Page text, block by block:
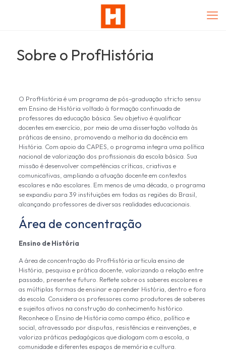
Sobre o ProfHistória
O ProfHistória é um programa de pós-graduação stricto sensu
em Ensino de História voltado à formação continuada de
professores da educação básica. Seu objetivo é qualificar
docentes em exercício, por meio de uma dissertação voltada às
práticas de ensino, promovendo a melhoria da docência em
História. Com apoio da CAPES, o programa integra uma política
nacional de valorização dos profissionais da escola básica. Sua
missão é desenvolver competências críticas, criativas e
comunicativas, ampliando a atuação docente em contextos
escolares e não escolares. Em menos de uma década, o programa
se expandiu para 39 instituições em todas as regiões do Brasil,
alcançando professores de diversas realidades educacionais.
Área de concentração
Ensino de História
A área de concentração do ProfHistória articula ensino de
História, pesquisa e prática docente, valorizando a relação entre
passado, presente e futuro. Reflete sobre os saberes escolares e
as múltiplas formas de ensinar e aprender História, dentro e fora
da escola. Considera os professores como produtores de saberes
e sujeitos ativos na construção do conhecimento histórico.
Reconhece o Ensino de História como campo ético, político e
social, atravessado por disputas, resistências e reinvenções, e
valoriza práticas pedagógicas que dialogam com a escola, a
comunidade e diferentes espaços de memória e cultura.